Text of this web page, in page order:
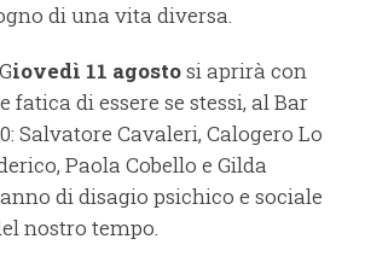
di una vita diversa.
iovedì 11 agostosi aprirà con
fatica di essere se stessi, al Bar
Salvatore Cavaleri, Calogero Lo
Paola Cobello e Gilda
di disagio psichico e sociale
nostro tempo.